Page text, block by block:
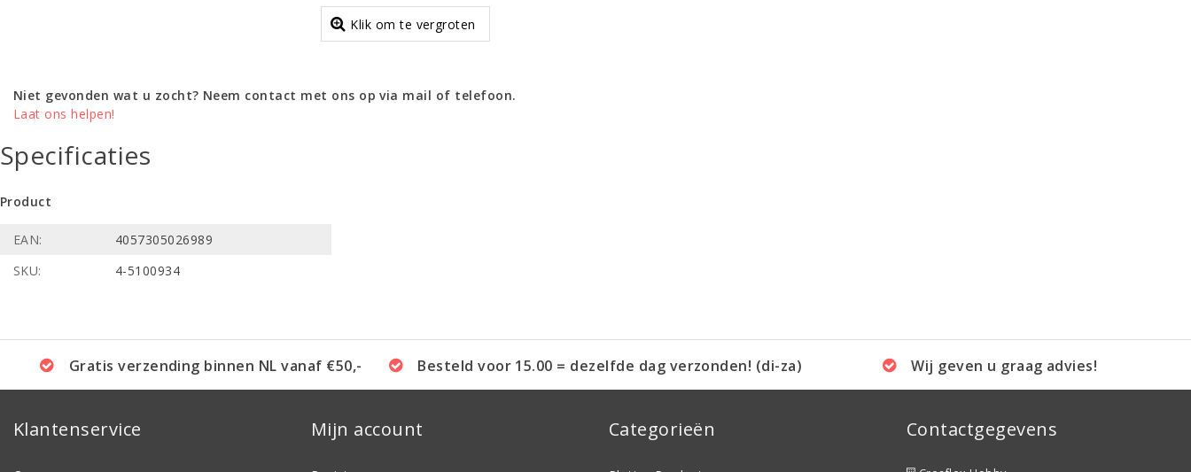
Klik om te vergroten
Niet gevonden wat u zocht? Neem contact met ons op via mail of telefoon.
Laat ons helpen!
Specificaties
Product
EAN:
4057305026989
SKU:
4-5100934
Gratis verzending binnen NL vanaf €50,- Besteld voor 15.00 = dezelfde dag verzonden! (di-za) Wij geven u graag advies!
Klantenservice Mijn account Categorieën Contactgegevens